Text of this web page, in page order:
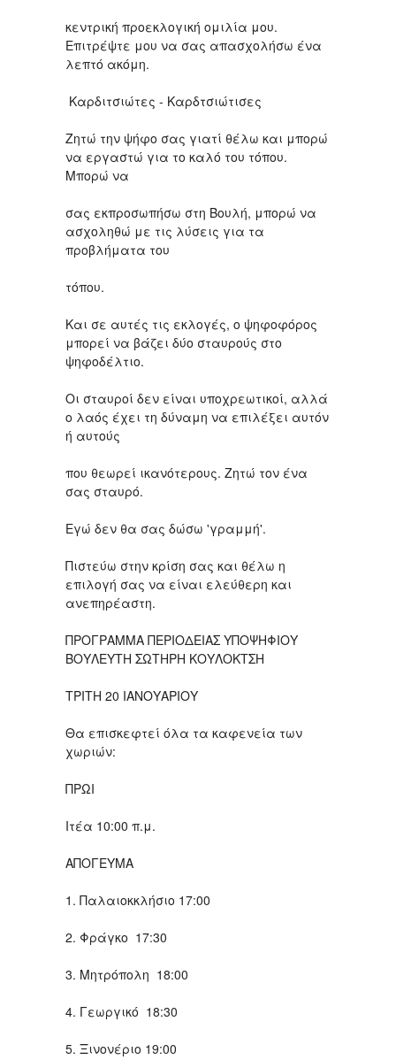
κεντρική προεκλογική ομιλία μου.
Επιτρέψτε μου να σας απασχολήσω ένα
λεπτό ακόμη.
Καρδιτσιώτες - Καρδτσιώτισες
Ζητώ την ψήφο σας γιατί θέλω και μπορώ
να εργαστώ για το καλό του τόπου.
Μπορώ να
σας εκπροσωπήσω στη Βουλή, μπορώ να
ασχοληθώ με τις λύσεις για τα
προβλήματα του
τόπου.
Και σε αυτές τις εκλογές, ο ψηφοφόρος
μπορεί να βάζει δύο σταυρούς στο
ψηφοδέλτιο.
Οι σταυροί δεν είναι υποχρεωτικοί, αλλά
ο λαός έχει τη δύναμη να επιλέξει αυτόν
ή αυτούς
που θεωρεί ικανότερους. Ζητώ τον ένα
σας σταυρό.
Εγώ δεν θα σας δώσω 'γραμμή'.
Πιστεύω στην κρίση σας και θέλω η
επιλογή σας να είναι ελεύθερη και
ανεπηρέαστη.
ΠΡΟΓΡΑΜΜΑ ΠΕΡΙΟΔΕΙΑΣ ΥΠΟΨΗΦΙΟΥ
ΒΟΥΛΕΥΤΗ ΣΩΤΗΡΗ ΚΟΥΛΟΚΤΣΗ
ΤΡΙΤΗ 20 ΙΑΝΟΥΑΡΙΟΥ
Θα επισκεφτεί όλα τα καφενεία των
χωριών:
ΠΡΩΙ
Ιτέα 10:00 π.μ.
ΑΠΟΓΕΥΜΑ
1. Παλαιοκκλήσιο 17:00
2. Φράγκο 17:30
3. Μητρόπολη 18:00
4. Γεωργικό 18:30
5. Ξινονέριο 19:00